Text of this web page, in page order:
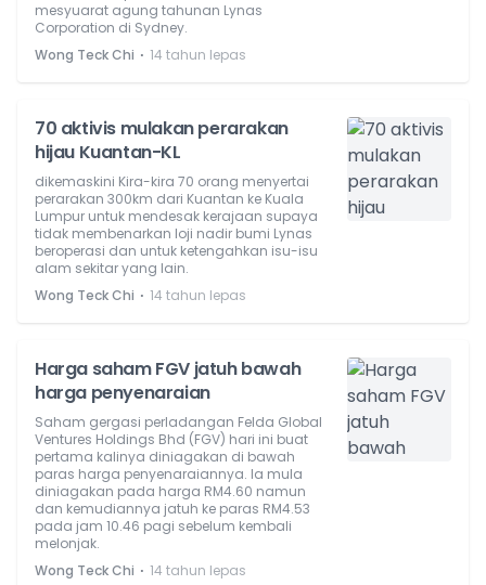
mesyuarat agung tahunan Lynas
Corporation di Sydney.
Wong Teck Chi ⋅ 14 tahun lepas
70 aktivis mulakan perarakan
hijau Kuantan-KL
dikemaskini Kira-kira 70 orang menyertai
perarakan 300km dari Kuantan ke Kuala
Lumpur untuk mendesak kerajaan supaya
tidak membenarkan loji nadir bumi Lynas
beroperasi dan untuk ketengahkan isu-isu
alam sekitar yang lain.
Wong Teck Chi ⋅ 14 tahun lepas
Harga saham FGV jatuh bawah
harga penyenaraian
Saham gergasi perladangan Felda Global
Ventures Holdings Bhd (FGV) hari ini buat
pertama kalinya diniagakan di bawah
paras harga penyenaraiannya. Ia mula
diniagakan pada harga RM4.60 namun
dan kemudiannya jatuh ke paras RM4.53
pada jam 10.46 pagi sebelum kembali
melonjak.
Wong Teck Chi ⋅ 14 tahun lepas